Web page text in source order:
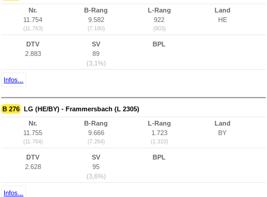
Nr.
11.754
(11.763)
B-Rang
9.582
(7.180)
L-Rang
922
(903)
Land
HE
DTV
2.883
SV
89
(3,1%)
BPL
Infos...
B 276 LG (HE/BY) - Frammersbach (L 2305)
Nr.
11.755
(11.764)
B-Rang
9.666
(7.264)
L-Rang
1.723
(1.310)
Land
BY
DTV
2.628
SV
95
(3,6%)
BPL
Infos...